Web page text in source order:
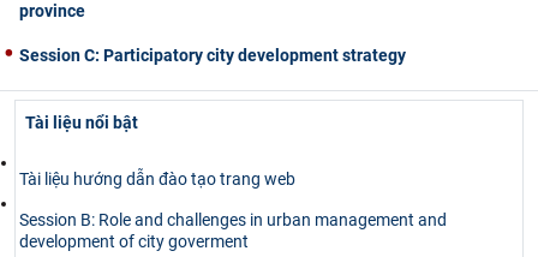
province
Session C: Participatory city development strategy
Tài liệu nổi bật
Tài liệu hướng dẫn đào tạo trang web
Session B: Role and challenges in urban management and
development of city goverment